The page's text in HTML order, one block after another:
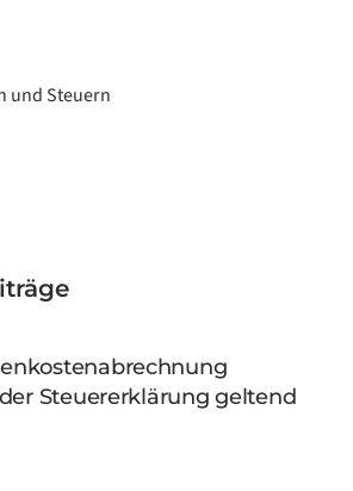
und Steuern
Steuererklärung geltend